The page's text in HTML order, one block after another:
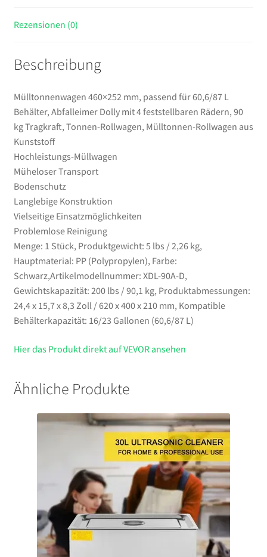
90
Tonnen-
Mülltonnen-
Rollwagen
aus
Kunststoff
Menge
Rezensionen (0)
Beschreibung
Mülltonnenwagen 460×252 mm, passend für 60,6/87 L
Behälter, Abfalleimer Dolly mit 4 feststellbaren Rädern, 90
kg Tragkraft, Tonnen-Rollwagen, Mülltonnen-Rollwagen aus
Kunststoff
Hochleistungs-Müllwagen
Müheloser Transport
Bodenschutz
Langlebige Konstruktion
Vielseitige Einsatzmöglichkeiten
Problemlose Reinigung
Menge: 1 Stück, Produktgewicht: 5 lbs / 2,26 kg,
Hauptmaterial: PP (Polypropylen), Farbe:
Schwarz,Artikelmodellnummer: XDL-90A-D,
Gewichtskapazität: 200 lbs / 90,1 kg, Produktabmessungen:
24,4 x 15,7 x 8,3 Zoll / 620 x 400 x 210 mm, Kompatible
Behälterkapazität: 16/23 Gallonen (60,6/87 L)
Hier das Produkt direkt auf VEVOR ansehen
Ähnliche Produkte